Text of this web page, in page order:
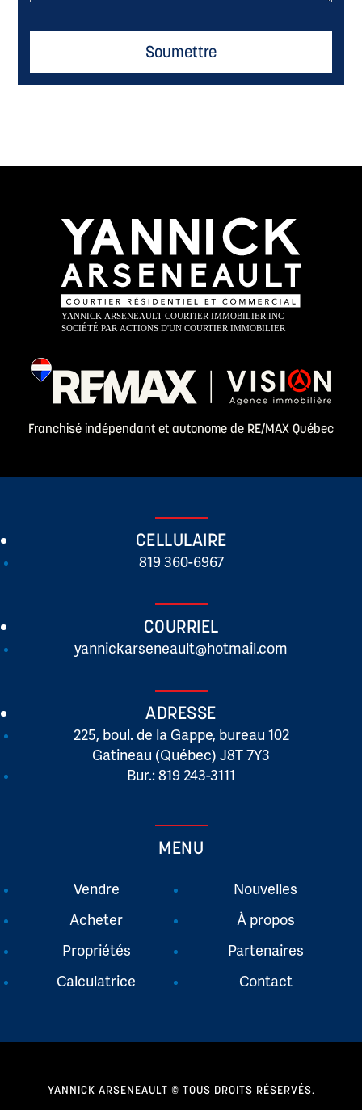
Franchisé indépendant et autonome de RE/MAX Québec
CELLULAIRE
819 360-6967
COURRIEL
yannickarseneault@hotmail.com
ADRESSE
225, boul. de la Gappe, bureau 102
Gatineau (Québec) J8T 7Y3
Bur.: 819 243-3111
MENU
Vendre
Acheter
Propriétés
Calculatrice
Nouvelles
À propos
Partenaires
Contact
YANNICK ARSENEAULT © TOUS DROITS RÉSERVÉS.